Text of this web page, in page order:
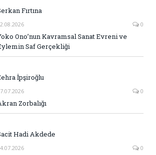
Fırtına
0
Ono’nun Kavramsal Sanat Evreni ve
Saf Gerçekliği
İpşiroğlu
0
Zorbalığı
Hadi Akdede
0